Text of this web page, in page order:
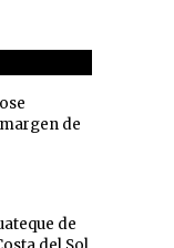
de
de